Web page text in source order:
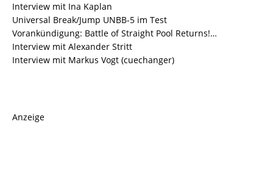
Interview mit Ina Kaplan
Universal Break/Jump UNBB-5 im Test
Vorankündigung: Battle of Straight Pool Returns!…
Interview mit Alexander Stritt
Interview mit Markus Vogt (cuechanger)
Anzeige